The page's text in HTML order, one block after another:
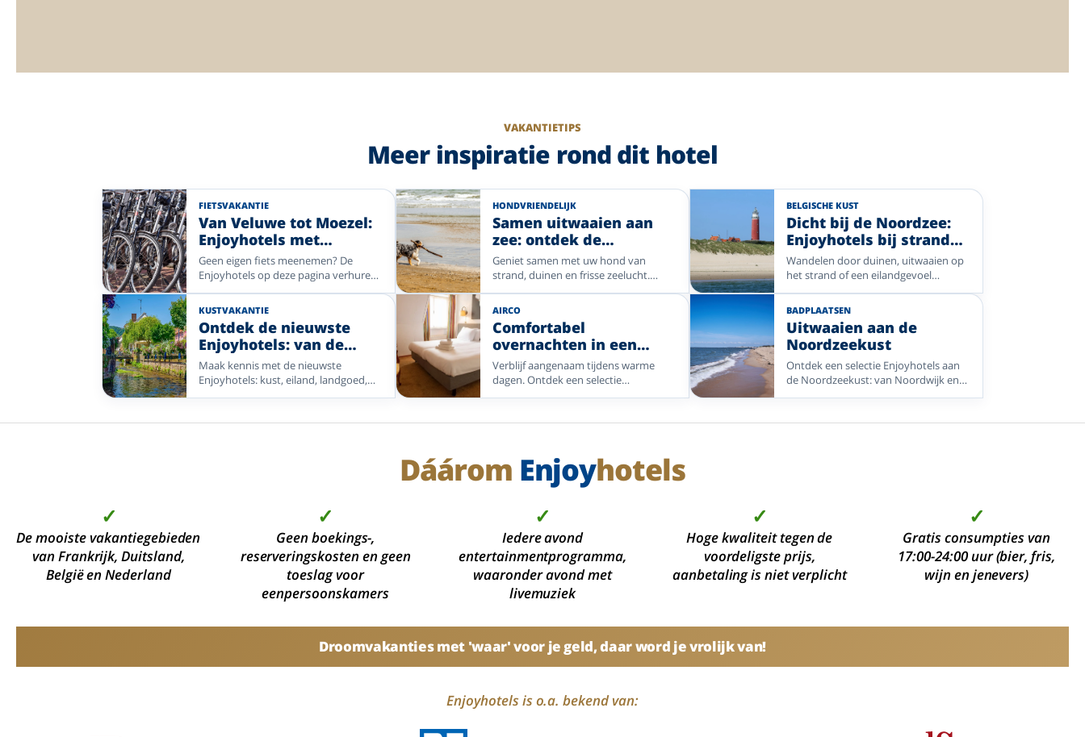
VAKANTIETIPS
Meer inspiratie rond dit hotel
FIETSVAKANTIE
Van Veluwe tot Moezel:
Enjoyhotels met
fietsverhuur
Geen eigen fiets meenemen? De
Enjoyhotels op deze pagina verhuren
E-bikes. De tarieven verschillen per
hotel. Kies een fietsregio in Nederland
of Duitsland, van kust en rivierdal tot
bos en heide.
HONDVRIENDELIJK
Samen uitwaaien aan
zee: ontdek de
hondvriendelijke hotels
van Enjoyhotels
Geniet samen met uw hond van
strand, duinen en frisse zeelucht.
Vergelijk een selectie hondvriendelijke
Enjoyhotels op de Waddeneilanden,
aan de Nederlandse kust en in
Blankenberge.
BELGISCHE KUST
Dicht bij de Noordzee:
Enjoyhotels bij strand
en duinen
Wandelen door duinen, uitwaaien op
het strand of een eilandgevoel
ervaren? Ontdek een selectie
Enjoyhotels dicht bij de Noordzee in
Nederland, België en Duitsland.
KUSTVAKANTIE
Ontdek de nieuwste
Enjoyhotels: van de
Wadden tot de Elzas en
de Ardennen tot de Eifel
Maak kennis met de nieuwste
Enjoyhotels: kust, eiland, landgoed,
stad en natuur in Nederland, België,
AIRCO
Comfortabel
overnachten in een
kamer met airco
Verblijf aangenaam tijdens warme
dagen. Ontdek een selectie
Enjoyhotels met airco op de kamer of
tot Veluwe en wellness.
BADPLAATSEN
Uitwaaien aan de
Noordzeekust
Ontdek een selectie Enjoyhotels aan
de Noordzeekust: van Noordwijk en
Bergen tot Vlieland, Ameland,
Dáárom Enjoyhotels
✓
De mooiste vakantiegebieden
van Frankrijk, Duitsland,
België en Nederland
✓
Geen boekings-,
reserveringskosten en geen
toeslag voor
eenpersoonskamers
✓
Iedere avond
entertainmentprogramma,
waaronder avond met
livemuziek
✓
Hoge kwaliteit tegen de
voordeligste prijs,
aanbetaling is niet verplicht
✓
Gratis consumpties van
17:00-24:00 uur (bier, fris,
wijn en jenevers)
Droomvakanties met 'waar' voor je geld, daar word je vrolijk van!
Enjoyhotels is o.a. bekend van: